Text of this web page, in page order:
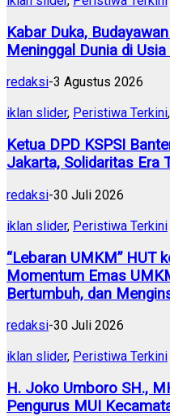
Kabar Duka,
Meninggal Dunia di
redaksi-3 Agustus 2026
iklan slider, Peristiwa Terkini,
Ketua DPD KSPSI
Jakarta, Solidaritas Era
redaksi-30 Juli 2026
iklan slider, Peristiwa Terkini
“Lebaran UMKM” HUT
Momentum Emas
Bertumbuh, dan
redaksi-30 Juli 2026
iklan slider, Peristiwa Terkini
H. Joko Umboro SH.,
Pengurus MUI